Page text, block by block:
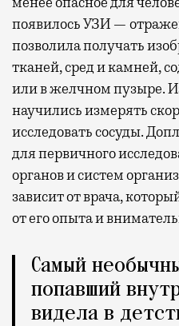
появилось УЗИ —
позволила получать
тканей, сред и камней,
или в желчном пузыре.
научились измерять
исследовать сосуды.
для первичного
органов и систем
зависит от врача,
от его опыта и
Самый
попавший
видела в